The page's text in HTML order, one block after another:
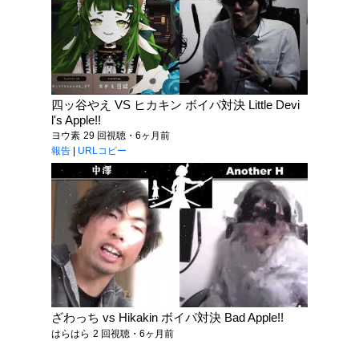
四ッ谷やえ VS ヒカキン ボイパ対決 Little Devi
l's Apple!!
ヨウ素 29 回視聴・6ヶ月前
報告
URLコピー
ざわっち vs Hikakin ボイパ対決 Bad Apple!!
はらはら 2 回視聴・6ヶ月前